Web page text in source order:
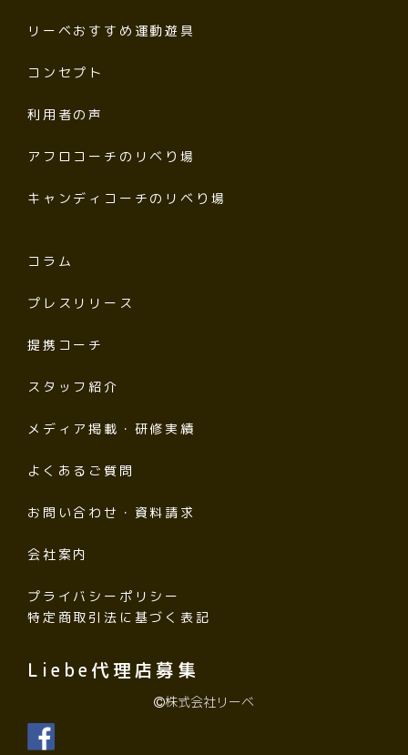
リーベおすすめ運動遊具
コンセプト
利用者の声
アフロコーチのリベり場
キャンディコーチのリベり場
コラム
プレスリリース
提携コーチ
スタッフ紹介
メディア掲載・研修実績
よくあるご質問
お問い合わせ・資料請求
会社案内
プライバシーポリシー
特定商取引法に基づく表記
Liebe代理店募集
株式会社リーベ